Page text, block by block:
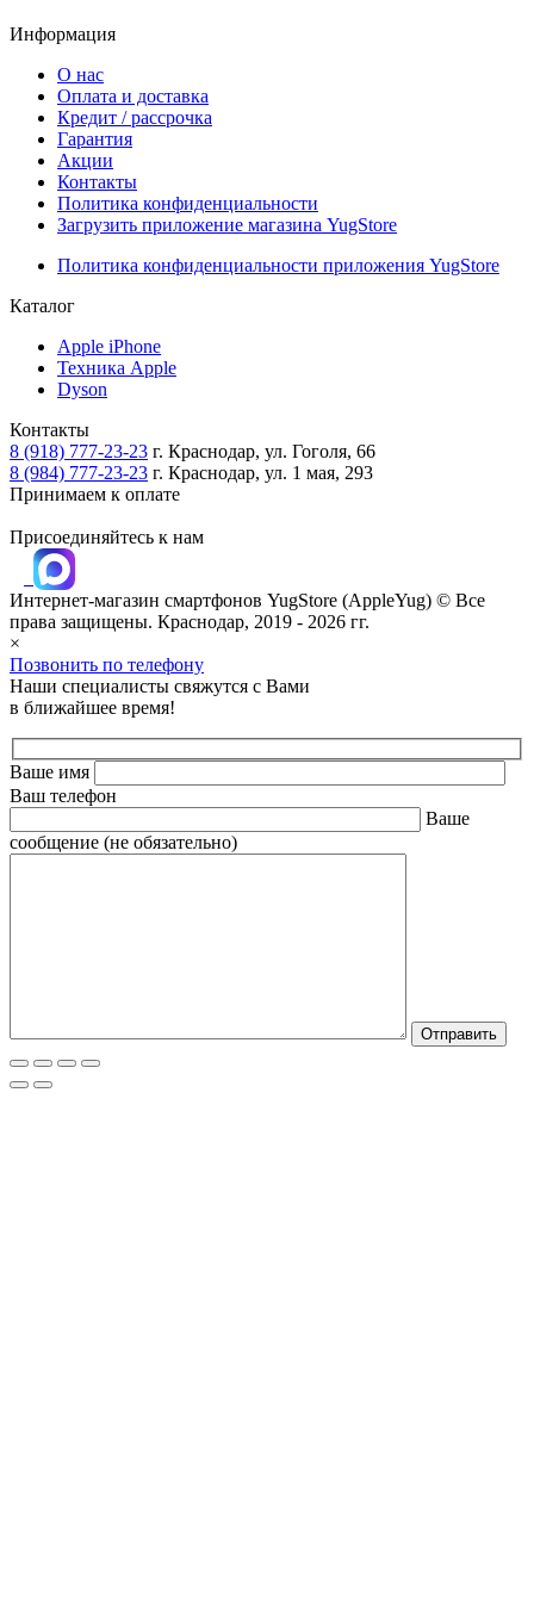
Информация
О нас
Оплата и доставка
Кредит / рассрочка
Гарантия
Акции
Контакты
Политика конфиденциальности
Загрузить приложение магазина YugStore
Политика конфиденциальности приложения YugStore
Каталог
Apple iPhone
Техника Apple
Dyson
Контакты
8 (918) 777-23-23 г. Краснодар, ул. Гоголя, 66
8 (984) 777-23-23 г. Краснодар, ул. 1 мая, 293
Принимаем к оплате
Присоединяйтесь к нам
Интернет-магазин смартфонов YugStore (AppleYug) © Все
права защищены. Краснодар, 2019 - 2026 гг.
×
Позвонить по телефону
Наши специалисты свяжутся с Вами
в ближайшее время!
Ваше имя
Ваш телефон
Ваше
сообщение (не обязательно)